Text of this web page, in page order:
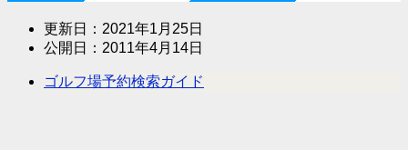
更新日： 2021年1月25日
公開日： 2011年4月14日
ゴルフ場予約検索ガイド